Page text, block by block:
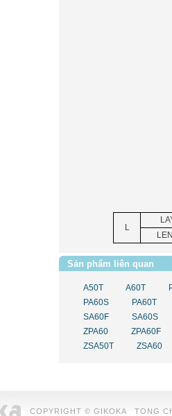
L
Sản phẩm liên quan
A50T A60T
PA60S
PA60T
SA60F
SA60S
ZPA60
ZPA60F
ZSA50T
ZSA60
COPYRIGHT © GIKOKA TONG